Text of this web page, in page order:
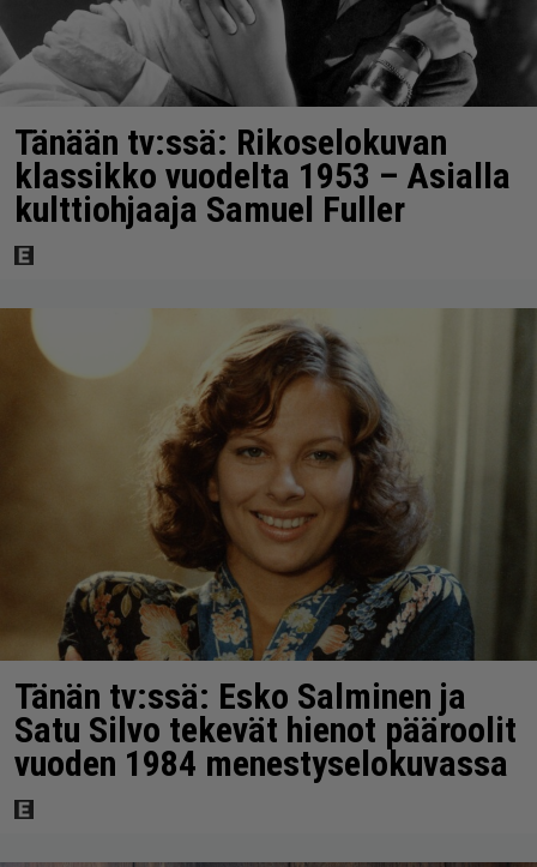
Tänään tv:ssä: Rikoselokuvan
klassikko vuodelta 1953 – Asialla
kulttiohjaaja Samuel Fuller
Tänän tv:ssä: Esko Salminen ja
Satu Silvo tekevät hienot pääroolit
vuoden 1984 menestyselokuvassa